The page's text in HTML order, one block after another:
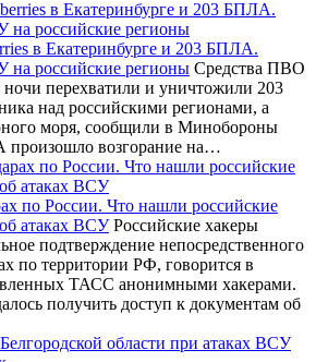
в Екатеринбурге и 203 БПЛА.
на российские регионы Средства ПВО
перехватили и уничтожили 203
над российскими регионами, а
моря, сообщили в Минобороны
возгорание на…
по России. Что нашли российские
атаках ВСУРоссийские хакеры
подтверждение непосредственного
по территории РФ, говорится в
ТАСС анонимными хакерами.
получить доступ к документам об